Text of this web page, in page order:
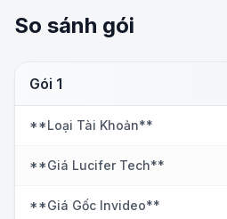
So sánh gói
Gói 1
**Loại Tài Khoản**
**Giá Lucifer Tech**
**Giá Gốc Invideo**